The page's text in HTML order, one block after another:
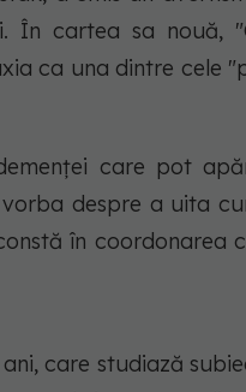
cartea sa nouă,
ca una dintre cele
care pot
despre a uita
în coordonarea
care studiază